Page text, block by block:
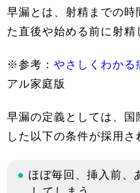
早漏とは、射精までの
た直後や始める前に射精
※参考： やさしくわかる
アル家庭版
早漏の定義としては、
した以下の条件が採用さ
ほぼ毎回、挿入前、